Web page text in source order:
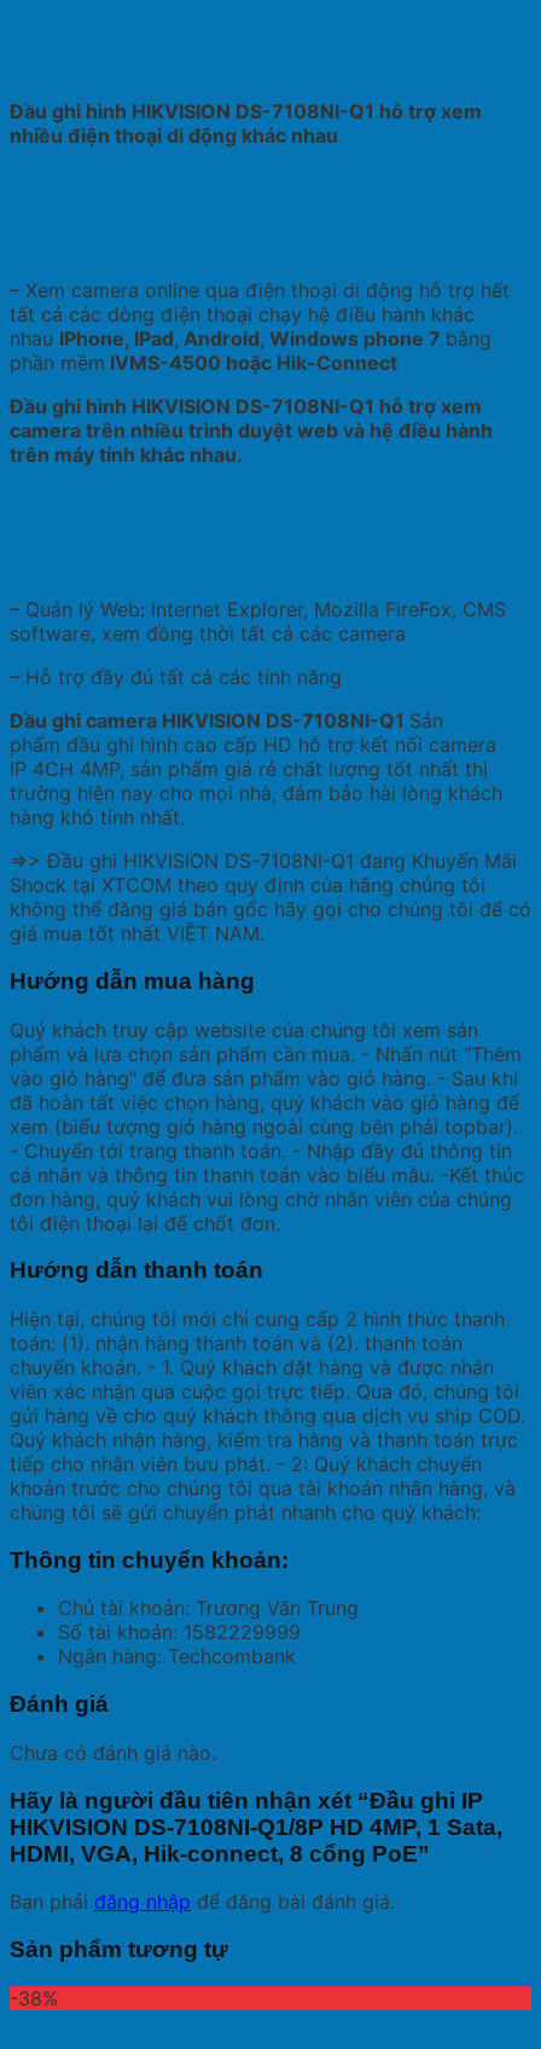
Đầu ghi hình HIKVISION DS-7108NI-Q1 hỗ trợ xem
nhiều điện thoại di động khác nhau
– Xem camera online qua điện thoại di động hỗ trợ hết
tất cả các dòng điện thoại chạy hệ điều hành khác
nhau IPhone, IPad, Android, Windows phone 7 bằng
phần mềm IVMS-4500 hoặc Hik-Connect
Đầu ghi hình HIKVISION DS-7108NI-Q1 hỗ trợ xem
camera trên nhiều trình duyệt web và hệ điều hành
trên máy tính khác nhau.
– Quản lý Web: Internet Explorer, Mozilla FireFox, CMS
software, xem đồng thời tất cả các camera
– Hỗ trợ đầy đủ tất cả các tính năng
Đầu ghi camera HIKVISION DS-7108NI-Q1 Sản
phẩm đầu ghi hình cao cấp HD hỗ trợ kết nối camera
IP 4CH 4MP, sản phẩm giá rẻ chất lượng tốt nhất thị
trường hiện nay cho mọi nhà, đảm bảo hài lòng khách
hàng khó tính nhất.
=>> Đầu ghi HIKVISION DS-7108NI-Q1 đang Khuyến Mãi
Shock tại XTCOM theo quy định của hãng chúng tôi
không thể đăng giá bán gốc hãy gọi cho chúng tôi để có
giá mua tốt nhất VIỆT NAM.
Hướng dẫn mua hàng
Quý khách truy cập website của chúng tôi xem sản
phẩm và lựa chọn sản phẩm cần mua. - Nhấn nút "Thêm
vào giỏ hàng" để đưa sản phẩm vào giỏ hàng. - Sau khi
đã hoàn tất việc chọn hàng, quý khách vào giỏ hàng để
xem (biểu tượng giỏ hàng ngoài cùng bên phải topbar).
- Chuyển tới trang thanh toán. - Nhập đầy đủ thông tin
cá nhân và thông tin thanh toán vào biểu mẫu. -Kết thúc
đơn hàng, quý khách vui lòng chờ nhân viên của chúng
tôi điện thoại lại để chốt đơn.
Hướng dẫn thanh toán
Hiện tại, chúng tôi mới chỉ cung cấp 2 hình thức thanh
toán: (1). nhận hàng thanh toán và (2). thanh toán
chuyển khoản. - 1. Quý khách đặt hàng và được nhân
viên xác nhận qua cuộc gọi trực tiếp. Qua đó, chúng tôi
gửi hàng về cho quý khách thông qua dịch vụ ship COD.
Quý khách nhận hàng, kiểm tra hàng và thanh toán trực
tiếp cho nhân viên bưu phát. - 2: Quý khách chuyển
khoản trước cho chúng tôi qua tài khoản nhân hàng, và
chúng tôi sẽ gửi chuyển phát nhanh cho quý khách:
Thông tin chuyển khoản:
Chủ tài khoản: Trương Văn Trung
Số tài khoản: 1582229999
Ngân hàng: Techcombank
Đánh giá
Chưa có đánh giá nào.
Hãy là người đầu tiên nhận xét “Đầu ghi IP
HIKVISION DS-7108NI-Q1/8P HD 4MP, 1 Sata,
HDMI, VGA, Hik-connect, 8 cổng PoE”
Bạn phải đăng nhập để đăng bài đánh giá.
Sản phẩm tương tự
-38%